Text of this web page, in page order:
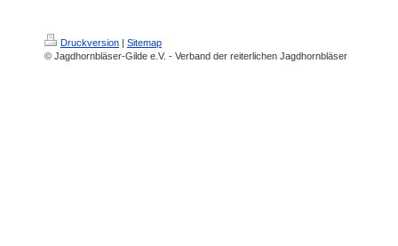
Druckversion | Sitemap
© Jagdhornbläser-Gilde e.V. - Verband der reiterlichen Jagdhornbläser